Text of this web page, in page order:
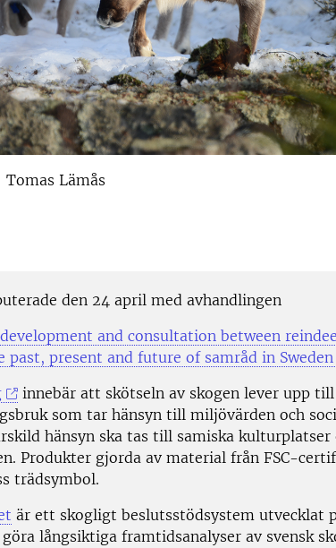
Lämås
den 24 april med avhandlingen
and consultation between
past, present and future of samråd in Sweden
innebär att skötseln av skogen lever upp
som tar hänsyn till miljövärden och
hänsyn ska tas till samiska kulturplatser
Produkter gjorda av material från FSC-
trädsymbol.
är ett skogligt beslutsstödsystem utvecklat
långsiktiga framtidsanalyser av svensk